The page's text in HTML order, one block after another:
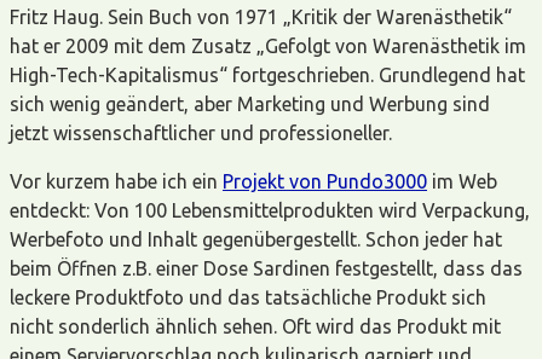
Fritz Haug. Sein Buch von 1971 „Kritik der Warenästhetik“
hat er 2009 mit dem Zusatz „Gefolgt von Warenästhetik im
High-Tech-Kapitalismus“ fortgeschrieben. Grundlegend hat
sich wenig geändert, aber Marketing und Werbung sind
jetzt wissenschaftlicher und professioneller.
Vor kurzem habe ich ein Projekt von Pundo3000 im Web
entdeckt: Von 100 Lebensmittelprodukten wird Verpackung,
Werbefoto und Inhalt gegenübergestellt. Schon jeder hat
beim Öffnen z.B. einer Dose Sardinen festgestellt, dass das
leckere Produktfoto und das tatsächliche Produkt sich
nicht sonderlich ähnlich sehen. Oft wird das Produkt mit